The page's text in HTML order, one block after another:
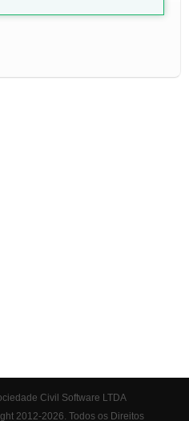
Civil Software LTDA
2012-2026. Todos os Direitos